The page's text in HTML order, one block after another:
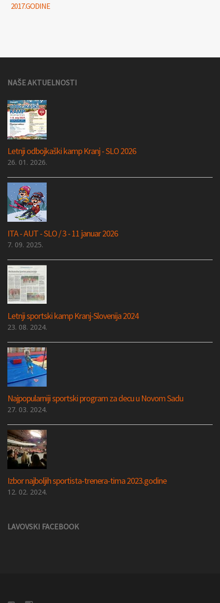
2017.GODINE
NAŠE AKTUELNOSTI
Letnji odbojkaški kamp Kranj - SLO 2026
26. 01. 2026.
ITA - AUT - SLO / 3 - 11 januar 2026
7. 09. 2025.
Letnji sportski kamp Kranj-Slovenija 2024
23. 08. 2024.
Najpopularniji sportski program za decu u Novom Sadu
27. 03. 2024.
Izbor najboljih sportista-trenera-tima 2023.godine
12. 02. 2024.
LAVOVSKI FACEBOOK